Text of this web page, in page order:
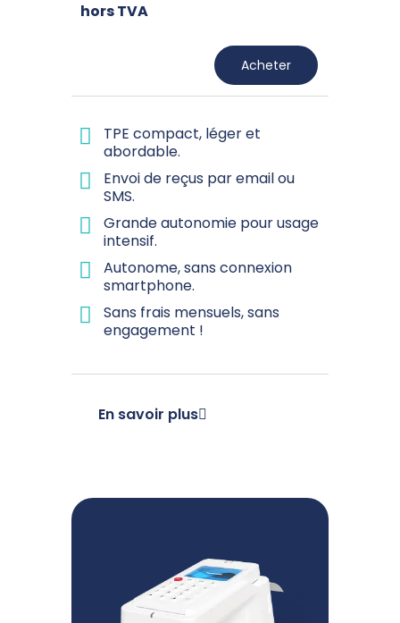
hors TVA
Acheter
TPE compact, léger et
abordable.
Envoi de reçus par email ou
SMS.
Grande autonomie pour usage
intensif.
Autonome, sans connexion
smartphone.
Sans frais mensuels, sans
engagement !
En savoir plus